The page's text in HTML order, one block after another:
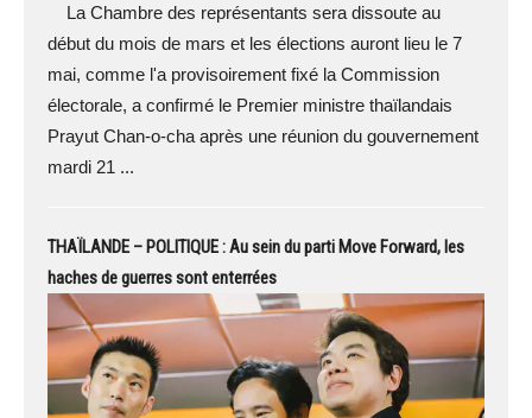
La Chambre des représentants sera dissoute au
début du mois de mars et les élections auront lieu le 7
mai, comme l'a provisoirement fixé la Commission
électorale, a confirmé le Premier ministre thaïlandais
Prayut Chan-o-cha après une réunion du gouvernement
mardi 21 ...
THAÏLANDE – POLITIQUE : Au sein du parti Move Forward, les
haches de guerres sont enterrées